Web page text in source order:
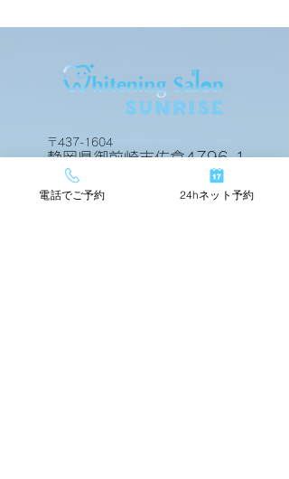
ビフォアーアフター
〒437-1604
静岡県御前崎市佐倉4796-1
24hネットで簡単予約
電話でご予約 24hネット予約